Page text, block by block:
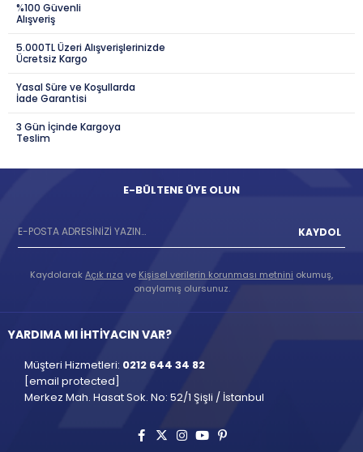
%100 Güvenli
Alışveriş
5.000TL Üzeri Alışverişlerinizde
Ücretsiz Kargo
Yasal Süre ve Koşullarda
İade Garantisi
3 Gün İçinde Kargoya
Teslim
E-BÜLTENE ÜYE OLUN
KAYDOL
KaydolarakAçık rıza ve Kişisel verilerin korunması metnini okumuş,
onaylamış olursunuz.
YARDIMA MI İHTİYACIN VAR?
Müşteri Hizmetleri: 0212 644 34 82
[email protected]
Merkez Mah. Hasat Sok. No: 52/1 Şişli / İstanbul